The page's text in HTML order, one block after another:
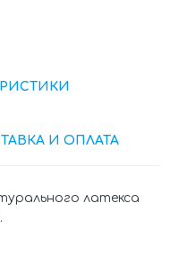
И ОПЛАТА
латекса